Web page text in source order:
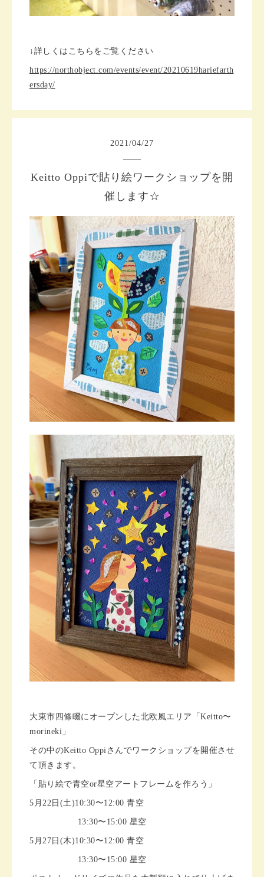
↓詳しくはこちらをご覧ください
https://northobject.com/events/event/20210619hariefarth
ersday/
2021/04/27
Keitto Oppiで貼り絵ワークショップを開
催します☆
大東市四條畷にオープンした北欧風エリア「Keitto〜
morineki」
その中のKeitto Oppiさんでワークショップを開催させ
て頂きます。
「貼り絵で青空or星空アートフレームを作ろう」
5月22日(土)10:30〜12:00 青空
13:30〜15:00 星空
5月27日(木)10:30〜12:00 青空
13:30〜15:00 星空